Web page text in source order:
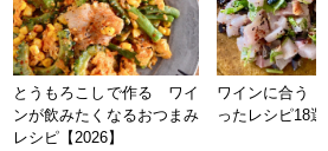
とうもろこしで作る ワイ
ンが飲みたくなるおつまみ
レシピ【2026】
ワインに合う
ったレシピ18